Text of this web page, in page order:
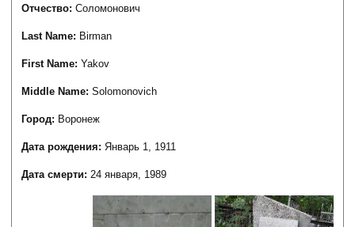
Отчество:Соломонович
Last Name: Birman
First Name:Yakov
Middle Name:Solomonovich
Город: Воронеж
Дата рождения:Январь 1, 1911
Дата смерти:24 января, 1989